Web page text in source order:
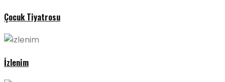
Çocuk Tiyatrosu
İzlenim